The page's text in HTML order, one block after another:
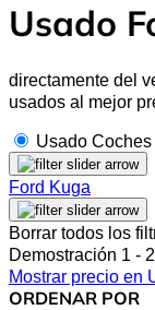
Usado
directamente del
usados al mejor
Usado
Ford Kuga
Borrar todos los
Demostración 1 -
Mostrar precio en
ORDENAR POR